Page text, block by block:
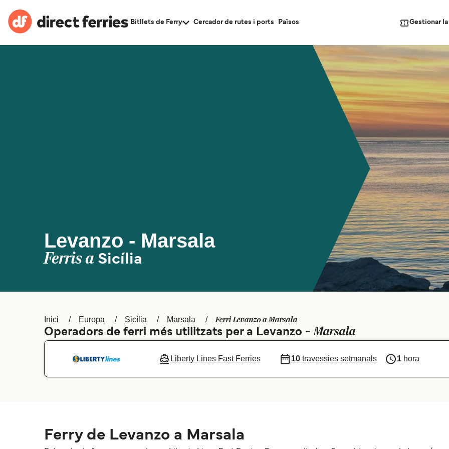
Bitllets de Ferry Cercador de rutes i ports Països Gestionar
Levanzo - Marsala
Ferris a Sicília
Inici Europa Sicília Marsala Ferri Levanzo a Marsala
Operadors de ferri més utilitzats per a Levanzo -Marsala
Liberty Lines Fast Ferries 10 travessies setmanals 1 hora
Ferry de Levanzo a Marsala